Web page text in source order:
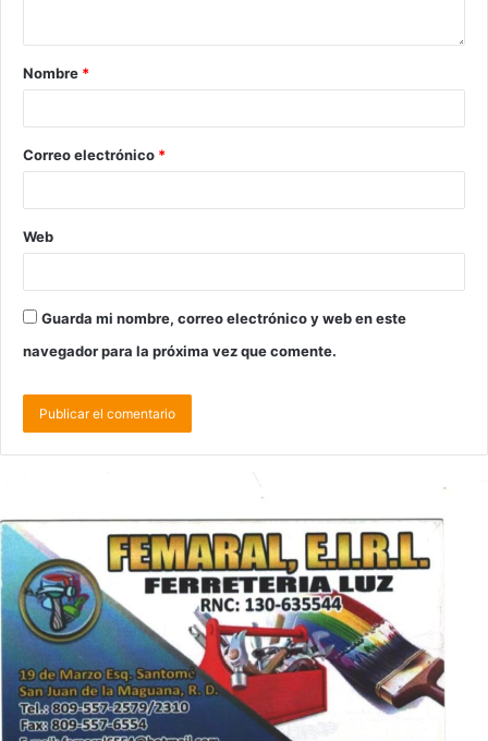
Nombre *
Correo electrónico *
Web
Guarda mi nombre, correo electrónico y web en este
navegador para la próxima vez que comente.